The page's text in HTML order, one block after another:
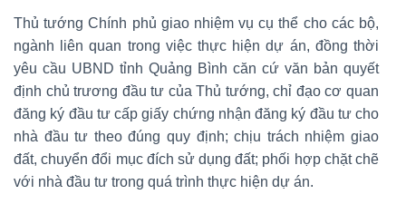
Thủ tướng Chính phủ giao nhiệm vụ cụ thể cho các bộ,
ngành liên quan trong việc thực hiện dự án, đồng thời
yêu cầu UBND tỉnh Quảng Bình căn cứ văn bản quyết
định chủ trương đầu tư của Thủ tướng, chỉ đạo cơ quan
đăng ký đầu tư cấp giấy chứng nhận đăng ký đầu tư cho
nhà đầu tư theo đúng quy định; chịu trách nhiệm giao
đất, chuyển đổi mục đích sử dụng đất; phối hợp chặt chẽ
với nhà đầu tư trong quá trình thực hiện dự án.